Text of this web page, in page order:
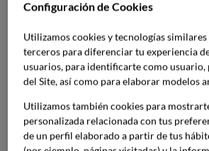
funcionamiento de nuestro sistema
agudos.
Imagen
Configuración de Cookies
Utilizamos cookies y tecnologías
terceros para diferenciar tu experiencia
usuarios, para identificarte como usuario,
del Site, así como para elaborar modelos
Utilizamos también cookies para
personalizada relacionada con tus
de un perfil elaborado a partir de tus